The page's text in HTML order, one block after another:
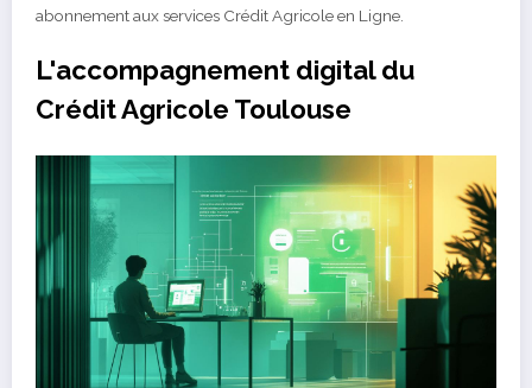
abonnement aux services Crédit Agricole en Ligne.
L'accompagnement digital du
Crédit Agricole Toulouse